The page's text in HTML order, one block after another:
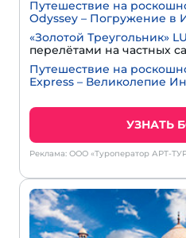
Путешествие на
Odyssey – Погружение в
«Золотой Треугольник»
перелётами на частных
Путешествие на
Express – Великолепие
УЗНАТЬ
Реклама: ООО «Туроператор АРТ-